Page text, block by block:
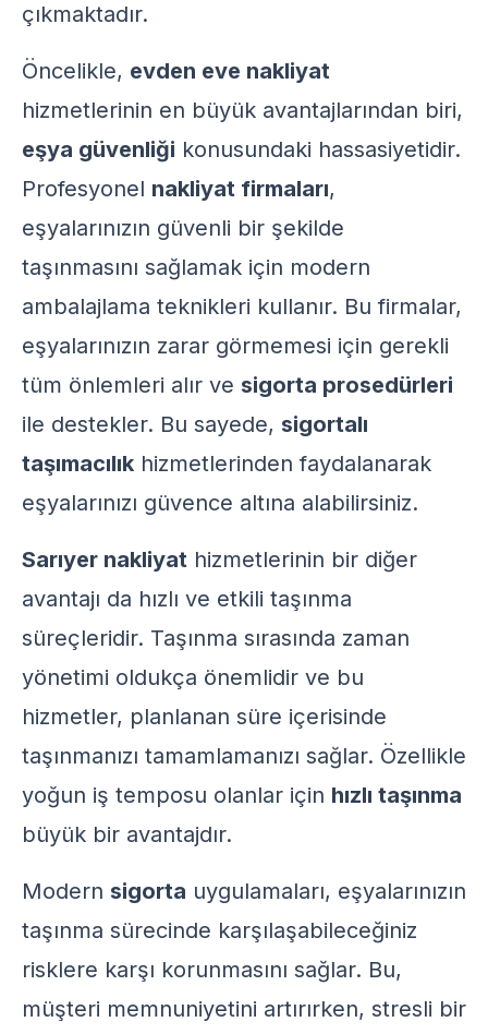
çıkmaktadır.
Öncelikle, evden eve nakliyat
hizmetlerinin en büyük avantajlarından biri,
eşya güvenliği konusundaki hassasiyetidir.
Profesyonel nakliyat firmaları,
eşyalarınızın güvenli bir şekilde
taşınmasını sağlamak için modern
ambalajlama teknikleri kullanır. Bu firmalar,
eşyalarınızın zarar görmemesi için gerekli
tüm önlemleri alır ve sigorta prosedürleri
ile destekler. Bu sayede, sigortalı
taşımacılık hizmetlerinden faydalanarak
eşyalarınızı güvence altına alabilirsiniz.
Sarıyer nakliyat hizmetlerinin bir diğer
avantajı da hızlı ve etkili taşınma
süreçleridir. Taşınma sırasında zaman
yönetimi oldukça önemlidir ve bu
hizmetler, planlanan süre içerisinde
taşınmanızı tamamlamanızı sağlar. Özellikle
yoğun iş temposu olanlar için hızlı taşınma
büyük bir avantajdır.
Modern sigorta uygulamaları, eşyalarınızın
taşınma sürecinde karşılaşabileceğiniz
risklere karşı korunmasını sağlar. Bu,
müşteri memnuniyetini artırırken, stresli bir